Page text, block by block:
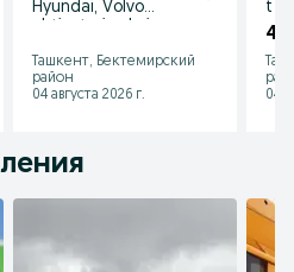
Hyundai, Volvo
Ташкент, Бектемирский
район
04 августа 2026 г.
t
04